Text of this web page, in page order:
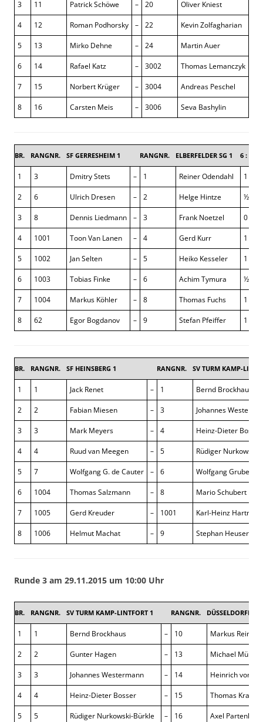
3 11 Patrick Schöwe – 20 Oliver Kniest
4 12 Roman Podhorsky – 22 Kevin Zolfagharian
5 13 Mirko Dehne – 24 Martin Auer
6 14 Rafael Katz – 3002 Thomas Lemanczyk
7 15 Norbert Krüger – 3004 Andreas Peschel
8 16 Carsten Meis – 3006 Seva Bashylin
BR. RANGNR. SF GERRESHEIM 1 RANGNR. ELBERFELDER SG 1 6 : 2
1 3 Dmitry Stets – 1 Reiner Odendahl 1 : 0
2 6 Ulrich Dresen – 2 Helge Hintze ½ : ½
3 8 Dennis Liedmann – 3 Frank Noetzel 0 : 1
4 1001 Toon Van Lanen – 4 Gerd Kurr 1 : 0
5 1002 Jan Selten – 5 Heiko Kesseler 1 : 0
6 1003 Tobias Finke – 6 Achim Tymura ½ : ½
7 1004 Markus Köhler – 8 Thomas Fuchs 1 : 0
8 62 Egor Bogdanov – 9 Stefan Pfeiffer 1 : 0
BR. RANGNR. SF HEINSBERG 1 RANGNR. SV TURM KAMP-
1 1 Jack Renet – 1 Bernd Brockhaus
2 2 Fabian Miesen – 3 Johannes
3 3 Mark Meyers – 4 Heinz-Dieter Bosser
4 4 Ruud van Meegen – 5 Rüdiger Nurkowski-
5 7 Wolfgang G. de Cauter – 6 Wolfgang Grube
6 1004 Thomas Salzmann – 8 Mario Schubert
7 1005 Gerd Kreuder – 1001 Karl-Heinz
8 1006 Helmut Machat – 9 Stephan Heuser
Runde 3 am 29.11.2015 um 10:00 Uhr
BR. RANGNR. SV TURM KAMP-LINTFORT 1 RANGNR. DÜSSELDORFER
1 1 Bernd Brockhaus – 10 Markus Reinke
2 2 Gunter Hagen – 13 Michael Müller
3 3 Johannes Westermann – 14 Heinrich von
4 4 Heinz-Dieter Bosser – 15 Thomas Krause
5 5 Rüdiger Nurkowski-Bürkle – 16 Axel